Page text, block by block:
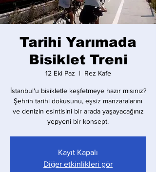
Tarihi Yarımada
Bisiklet Treni
12 Eki Paz
  |
Rez Kafe
İstanbul'u bisikletle keşfetmeye hazır mısınız?
Şehrin tarihi dokusunu, eşsiz manzaralarını
ve denizin esintisini bir arada yaşayacağınız
yepyeni bir konsept.
Kayıt Kapalı
Diğer etkinlikleri gör